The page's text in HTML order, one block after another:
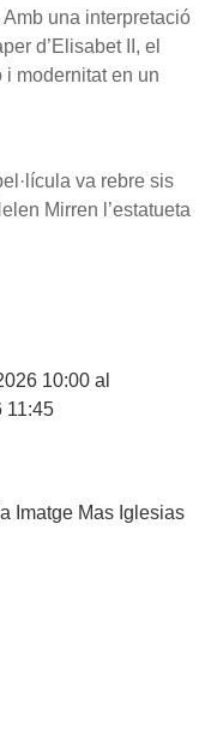
una interpretació
d’Elisabet II, el
modernitat en un
va rebre sis
Mirren l’estatueta
10:00 al
11:45
Imatge Mas Iglesias